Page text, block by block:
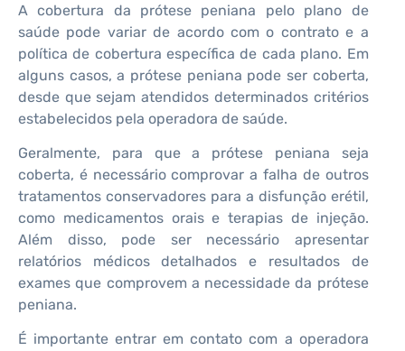
A cobertura da prótese peniana pelo plano de
saúde pode variar de acordo com o contrato e a
política de cobertura específica de cada plano. Em
alguns casos, a prótese peniana pode ser coberta,
desde que sejam atendidos determinados critérios
estabelecidos pela operadora de saúde.
Geralmente, para que a prótese peniana seja
coberta, é necessário comprovar a falha de outros
tratamentos conservadores para a disfunção erétil,
como medicamentos orais e terapias de injeção.
Além disso, pode ser necessário apresentar
relatórios médicos detalhados e resultados de
exames que comprovem a necessidade da prótese
peniana.
É importante entrar em contato com a operadora